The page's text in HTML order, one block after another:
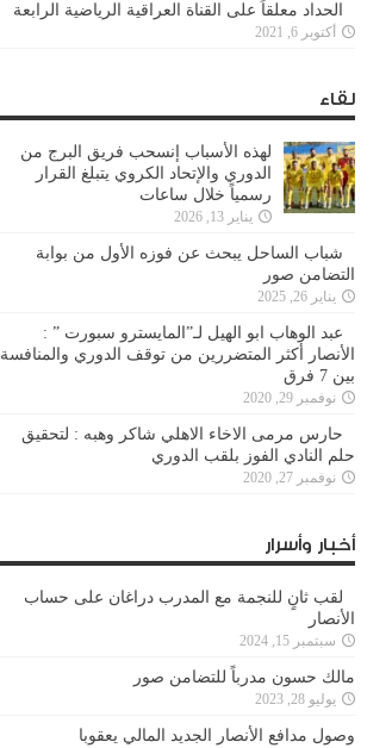
الحداد معلقاً على القناة العراقية الرياضية الرابعة
أكتوبر 6, 2021
لقاء
لهذه الأسباب إنسحب فريق البرج من
الدوري والإتحاد الكروي يتبلغ القرار
رسمياً خلال ساعات
يناير 13, 2026
شباب الساحل يبحث عن فوزه الأول من بوابة
التضامن صور
يناير 26, 2025
عبد الوهاب ابو الهيل لـ”المايسترو سبورت ” :
الأنصار أكثر المتضررين من توقف الدوري والمنافسة
بين 7 فرق
نوفمبر 29, 2020
حارس مرمى الاخاء الاهلي شاكر وهبه : لتحقيق
حلم النادي الفوز بلقب الدوري
نوفمبر 27, 2020
أخبار وأسرار
لقب ثانٍ للنجمة مع المدرب دراغان على حساب
الأنصار
سبتمبر 15, 2024
مالك حسون مدرباً للتضامن صور
يوليو 28, 2023
وصول مدافع الأنصار الجديد المالي يعقوبا